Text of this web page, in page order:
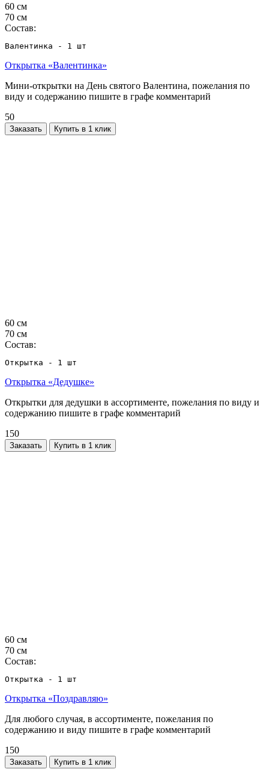
60 см
70 см
Состав:
Валентинка - 1 шт
Открытка «Валентинка»
Мини-открытки на День святого Валентина, пожелания по
виду и содержанию пишите в графе комментарий
50
Заказать Купить в 1 клик
60 см
70 см
Состав:
Открытка - 1 шт
Открытка «Дедушке»
Открытки для дедушки в ассортименте, пожелания по виду и
содержанию пишите в графе комментарий
150
Заказать Купить в 1 клик
60 см
70 см
Состав:
Открытка - 1 шт
Открытка «Поздравляю»
Для любого случая, в ассортименте, пожелания по
содержанию и виду пишите в графе комментарий
150
Заказать Купить в 1 клик